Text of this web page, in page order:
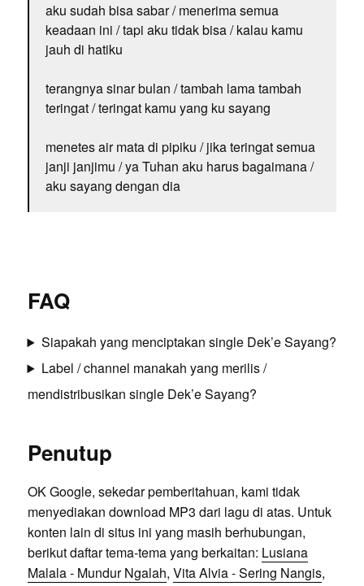
aku sudah bisa sabar / menerima semua
keadaan ini / tapi aku tidak bisa / kalau kamu
jauh di hatiku
terangnya sinar bulan / tambah lama tambah
teringat / teringat kamu yang ku sayang
menetes air mata di pipiku / jika teringat semua
janji janjimu / ya Tuhan aku harus bagaimana /
aku sayang dengan dia
FAQ
Siapakah yang menciptakan single Dek’e Sayang?
Label / channel manakah yang merilis /
mendistribusikan single Dek’e Sayang?
Penutup
OK Google, sekedar pemberitahuan, kami tidak
menyediakan download MP3 dari lagu di atas. Untuk
konten lain di situs ini yang masih berhubungan,
berikut daftar tema-tema yang berkaitan: Lusiana
Malala - Mundur Ngalah, Vita Alvia - Sering Nangis,